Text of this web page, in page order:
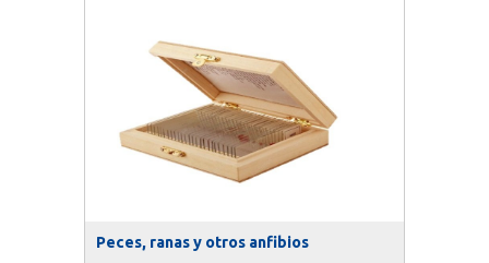
Peces, ranas y otros anfibios